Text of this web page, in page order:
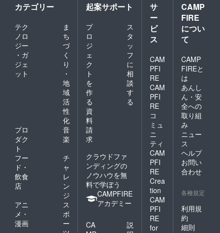
カテゴリー
テク
ノロ
ジー
・ガ
ジェ
ット
ま
ち
づ
く
り
・
地
域
活
性
化
プロ
ダク
ト
音
楽
フー
ド・
飲食
店
チ
ャ
レ
ン
ジ
アニ
メ・
漫画
ス
ポ
ー
起案サポート
プ
ロ
ジ
ェ
ク
ト
を
作
る
ス
タ
ッ
フ
に
相
談
す
る
資
料
請
求
クラウドファ
ンディングの
ノウハウを無
料で学ぼう
CAMPFIRE
アカデミー
CA
説
サ
ー
ビ
ス
CAM
PFI
RE
CAM
PFI
RE
コ
ミュ
ニ
ティ
CAM
PFI
RE
Crea
tion
CAM
PFI
RE
for
CAMP
FIRE
につい
て
CAMP
FIREと
は
あんし
ん・安
全への
取り組
み
ニュー
ス
ヘルプ
お問い
合わせ
各種規定
利用規
約
細則